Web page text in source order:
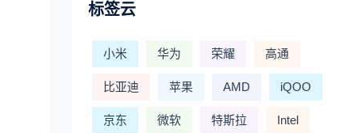
标签云
小米 华为 荣耀 高通
比亚迪 苹果 AMD iQOO
京东 微软 特斯拉 Intel